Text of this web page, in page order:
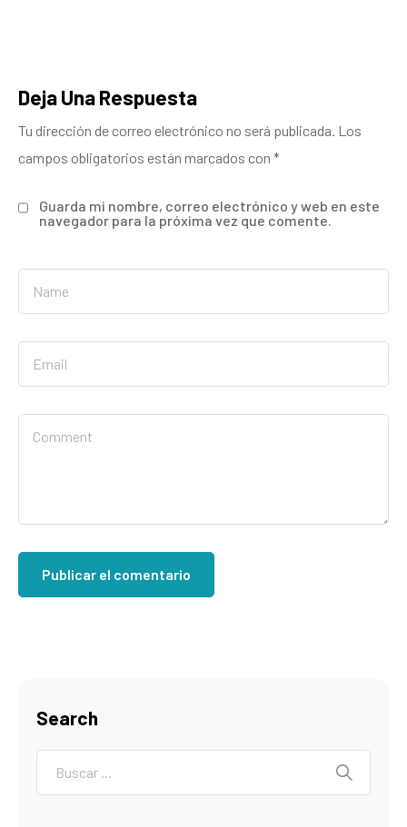
Deja Una Respuesta
Tu dirección de correo electrónico no será publicada. Los
campos obligatorios están marcados con *
Guarda mi nombre, correo electrónico y web en este
navegador para la próxima vez que comente.
Search